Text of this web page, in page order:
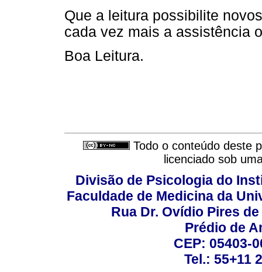
Que a leitura possibilite
cada vez mais a assistência
Boa Leitura.
Todo o conteúdo deste
licenciado sob
Divisão de Psicologia do
Faculdade de Medicina da
Rua Dr. Ovídio Pires
Prédio de
CEP: 05403-
Tel.: 55+11